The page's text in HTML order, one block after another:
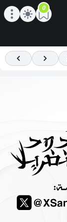
main menu
0
Previous Next